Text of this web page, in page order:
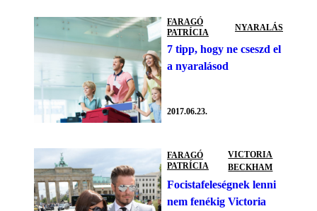
FARAGÓ
PATRÍCIA
NYARALÁS
7 tipp, hogy ne cseszd el
a nyaralásod
2017.06.23.
FARAGÓ
PATRÍCIA
VICTORIA
BECKHAM
Focistafeleségnek lenni
nem fenékig Victoria